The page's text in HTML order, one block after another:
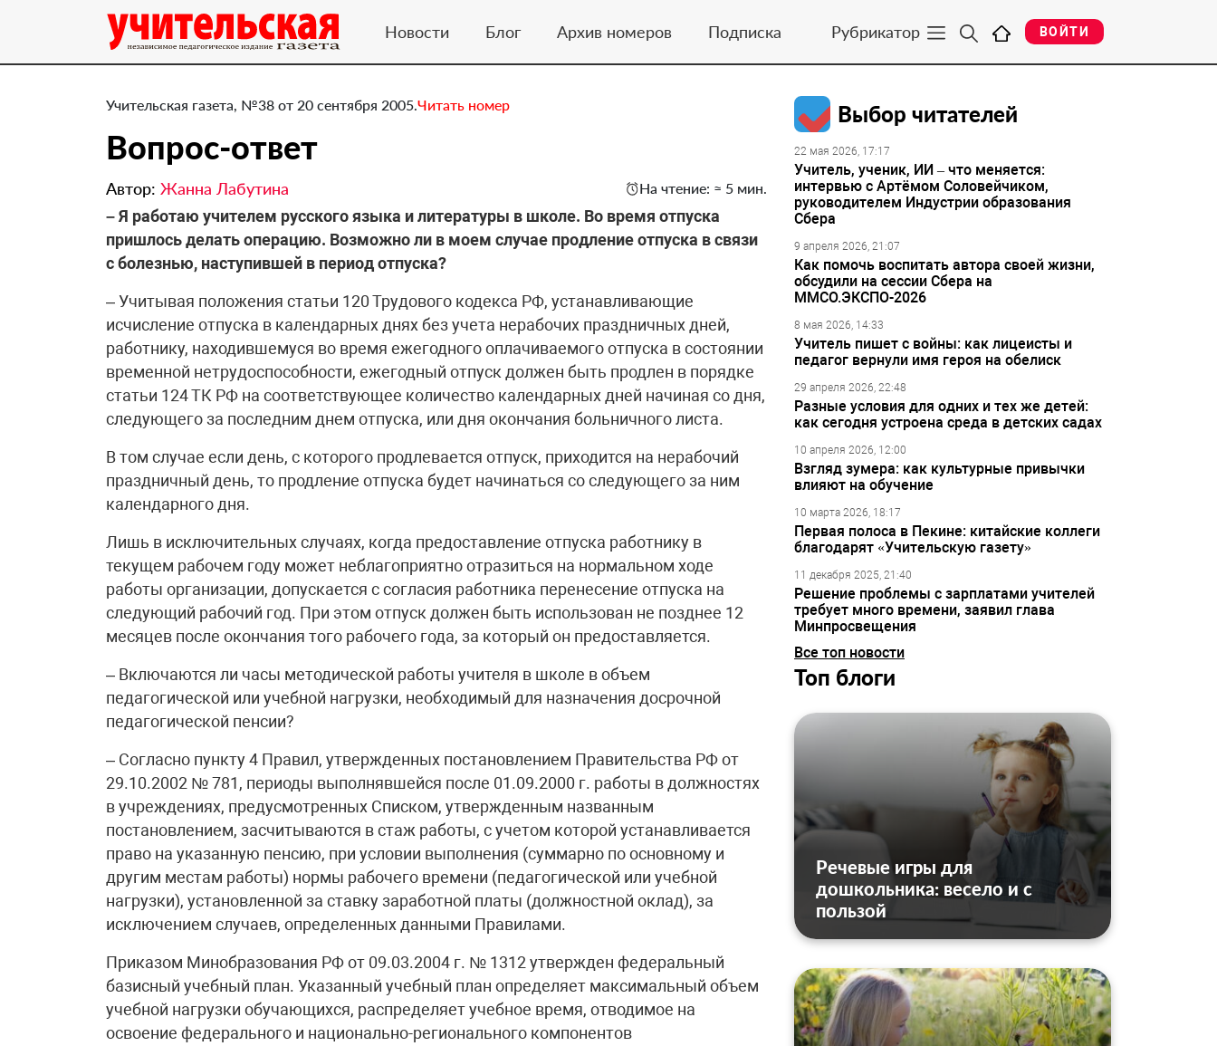
Новости Блог Архив номеров Подписка Рубрикатор ВОЙТИ
Учительская газета, №38 от 20 сентября 2005.Читать номер
Вопрос-ответ
Автор: Жанна Лабутина На чтение: ≈ 5 мин.
– Я работаю учителем русского языка и литературы в школе. Во время отпуска
пришлось делать операцию. Возможно ли в моем случае продление отпуска в связи
с болезнью, наступившей в период отпуска?
– Учитывая положения статьи 120 Трудового кодекса РФ, устанавливающие
исчисление отпуска в календарных днях без учета нерабочих праздничных дней,
работнику, находившемуся во время ежегодного оплачиваемого отпуска в состоянии
временной нетрудоспособности, ежегодный отпуск должен быть продлен в порядке
статьи 124 ТК РФ на соответствующее количество календарных дней начиная со дня,
следующего за последним днем отпуска, или дня окончания больничного листа.
В том случае если день, с которого продлевается отпуск, приходится на нерабочий
праздничный день, то продление отпуска будет начинаться со следующего за ним
календарного дня.
Лишь в исключительных случаях, когда предоставление отпуска работнику в
текущем рабочем году может неблагоприятно отразиться на нормальном ходе
работы организации, допускается с согласия работника перенесение отпуска на
следующий рабочий год. При этом отпуск должен быть использован не позднее 12
месяцев после окончания того рабочего года, за который он предоставляется.
– Включаются ли часы методической работы учителя в школе в объем
педагогической или учебной нагрузки, необходимый для назначения досрочной
педагогической пенсии?
– Согласно пункту 4 Правил, утвержденных постановлением Правительства РФ от
29.10.2002 № 781, периоды выполнявшейся после 01.09.2000 г. работы в должностях
в учреждениях, предусмотренных Списком, утвержденным названным
постановлением, засчитываются в стаж работы, с учетом которой устанавливается
право на указанную пенсию, при условии выполнения (суммарно по основному и
другим местам работы) нормы рабочего времени (педагогической или учебной
нагрузки), установленной за ставку заработной платы (должностной оклад), за
исключением случаев, определенных данными Правилами.
Приказом Минобразования РФ от 09.03.2004 г. № 1312 утвержден федеральный
базисный учебный план. Указанный учебный план определяет максимальный объем
учебной нагрузки обучающихся, распределяет учебное время, отводимое на
освоение федерального и национально-регионального компонентов
Выбор читателей
22 мая 2026, 17:17
Учитель, ученик, ИИ – что меняется:
интервью с Артёмом Соловейчиком,
руководителем Индустрии образования
Сбера
9 апреля 2026, 21:07
Как помочь воспитать автора своей жизни,
обсудили на сессии Сбера на
ММСО.ЭКСПО-2026
8 мая 2026, 14:33
Учитель пишет с войны: как лицеисты и
педагог вернули имя героя на обелиск
29 апреля 2026, 22:48
Разные условия для одних и тех же детей:
как сегодня устроена среда в детских садах
10 апреля 2026, 12:00
Взгляд зумера: как культурные привычки
влияют на обучение
10 марта 2026, 18:17
Первая полоса в Пекине: китайские коллеги
благодарят «Учительскую газету»
11 декабря 2025, 21:40
Решение проблемы с зарплатами учителей
требует много времени, заявил глава
Минпросвещения
Все топ новости
Топ блоги
Речевые игры для
дошкольника: весело и с
пользой